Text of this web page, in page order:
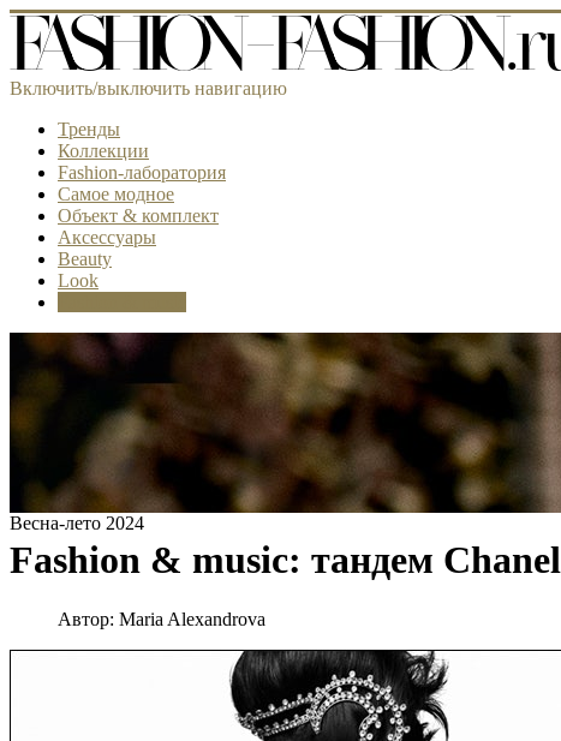
Включить/выключить навигацию
Тренды
Коллекции
Fashion-лаборатория
Самое модное
Объект & комплект
Аксессуары
Beauty
Look
Весна-лето 2024
Fashion & music: тандем
Автор: Maria Alexandrova